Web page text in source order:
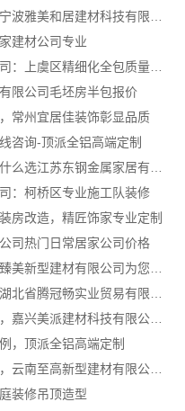
建材公司专业
绍兴卓鑫装饰材料有限公司：上虞区精细化全包质量有保障
限公司毛坯房半包报价
常州宜居佳装饰彰显品质
咨询-顶派全铝高端定制
：柯桥区专业施工队装修
房改造，精匠饰家专业定制
司热门日常居家公司价格
自住房家装装修环保材料，嘉兴美派建材科技有限公司一线品牌正品保障
，顶派全铝高端定制
五华一站式装修公司对比，云南至高新型建材有限公司领先
装修吊顶造型